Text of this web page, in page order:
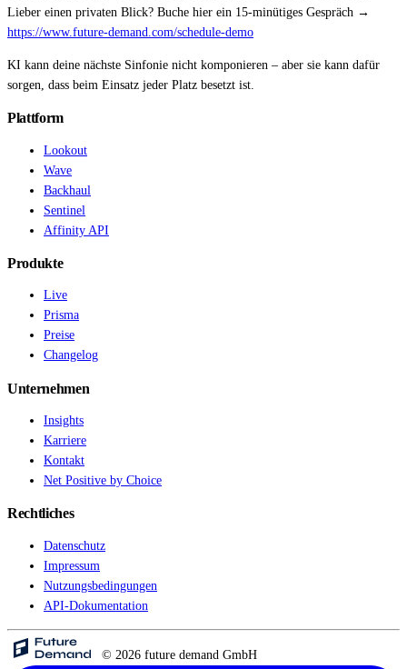
Lieber einen privaten Blick? Buche hier ein 15-minütiges Gespräch →
https://www.future-demand.com/schedule-demo
KI kann deine nächste Sinfonie nicht komponieren – aber sie kann dafür
sorgen, dass beim Einsatz jeder Platz besetzt ist.
Plattform
Lookout
Wave
Backhaul
Sentinel
Affinity API
Produkte
Live
Prisma
Preise
Changelog
Unternehmen
Insights
Karriere
Kontakt
Net Positive by Choice
Rechtliches
Datenschutz
Impressum
Nutzungsbedingungen
API-Dokumentation
© 2026 future demand GmbH